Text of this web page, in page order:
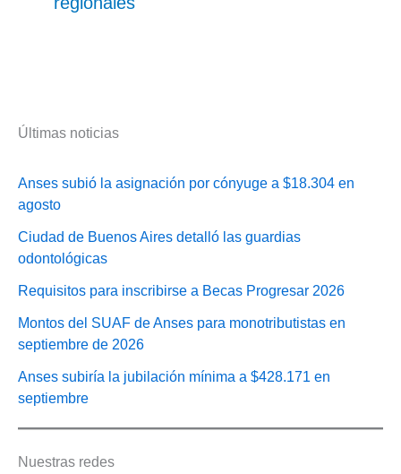
Últimas noticias
Anses subió la asignación por cónyuge a $18.304 en
agosto
Ciudad de Buenos Aires detalló las guardias
odontológicas
Requisitos para inscribirse a Becas Progresar 2026
Montos del SUAF de Anses para monotributistas en
septiembre de 2026
Anses subiría la jubilación mínima a $428.171 en
septiembre
Nuestras redes